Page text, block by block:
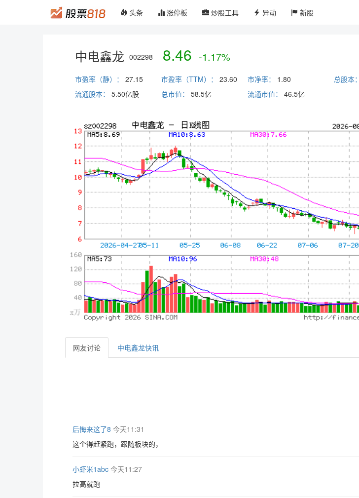
头条 涨停板 炒股工具 异动 新股
中电鑫龙 002298 8.46 -1.17%
市盈率（静）： 27.15 市盈率（TTM）： 23.60 市净率： 1.80 总股本：
流通股本：
5.50亿股 总市值： 58.5亿 流通市值： 46.5亿
网友讨论 中电鑫龙快讯
后悔来这了8 今天11:31
这个得赶紧跑，跟随板块的，
小虾米1abc 今天11:27
拉高就跑